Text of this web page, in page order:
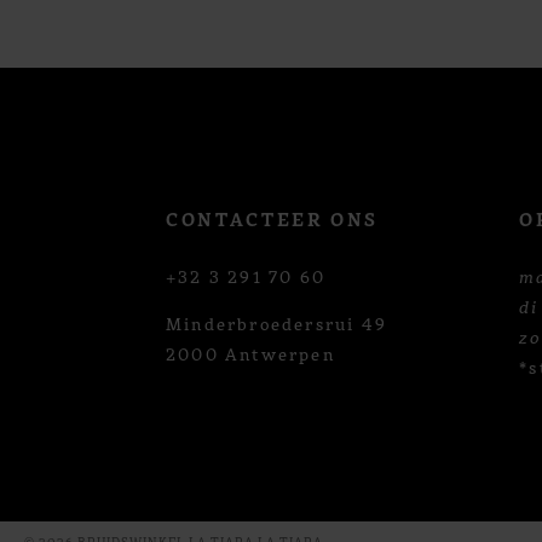
13
CONTACTEER ONS
+32 3 291 70 60
Minderbroedersrui 49
2000 Antwerpen